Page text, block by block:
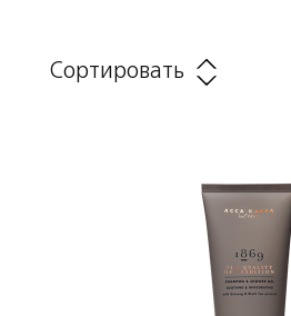
Сортировать
Подробнее